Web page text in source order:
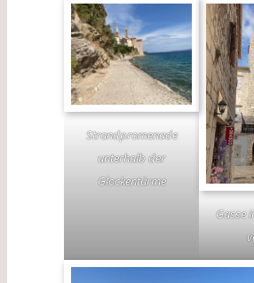
Strandpromenade
unterhalb der
Glockentürme
Gasse